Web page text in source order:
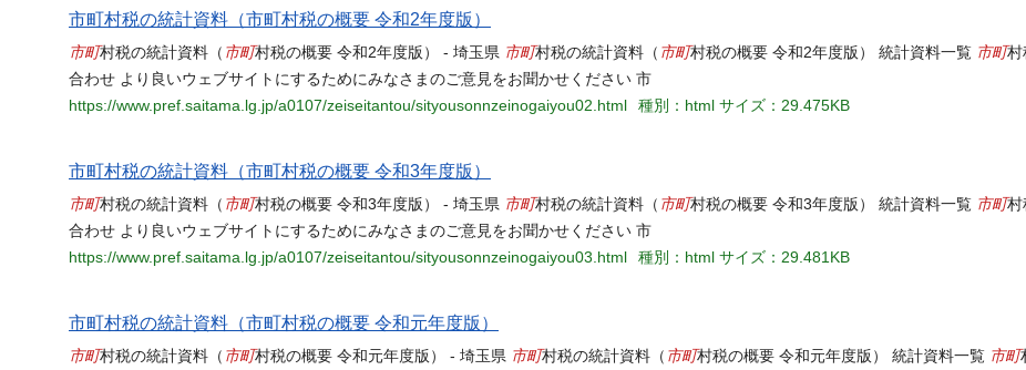
市町村税の統計資料（市町村税の概要 令和2年度版）
市町村税の統計資料（ 市町村税の概要 令和2年度版） - 埼玉県 市町村税の統計資料（ 市町村税の概要 令和2年度版） 統計資料一覧 市町村
合わせ より良いウェブサイトにするためにみなさまのご意見をお聞かせください 市
https://www.pref.saitama.lg.jp/a0107/zeiseitantou/sityousonnzeinogaiyou02.html
種別：html サイズ：29.475KB
市町村税の統計資料（市町村税の概要 令和3年度版）
市町村税の統計資料（ 市町村税の概要 令和3年度版） - 埼玉県 市町村税の統計資料（ 市町村税の概要 令和3年度版） 統計資料一覧 市町村
合わせ より良いウェブサイトにするためにみなさまのご意見をお聞かせください 市
https://www.pref.saitama.lg.jp/a0107/zeiseitantou/sityousonnzeinogaiyou03.html
種別：html サイズ：29.481KB
市町村税の統計資料（市町村税の概要 令和元年度版）
市町村税の統計資料（ 市町村税の概要 令和元年度版） - 埼玉県 市町村税の統計資料（ 市町村税の概要 令和元年度版） 統計資料一覧 市町